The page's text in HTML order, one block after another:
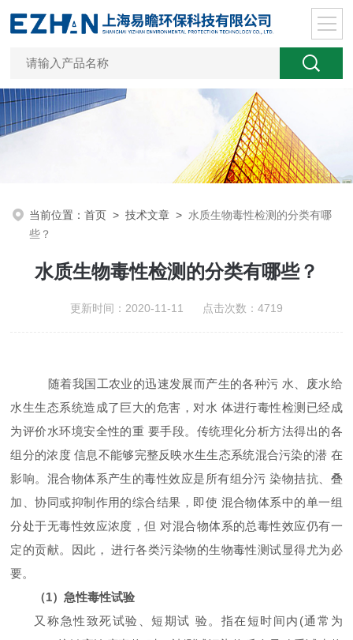
当前位置：首页 >技术文章 > 水质生物毒性检测的分类有哪
些？
水质生物毒性检测的分类有哪些？
更新时间：2020-11-11 点击次数：4719
随着我国工农业的迅速发展而产生的各种污 水、废水给
水生生态系统造成了巨大的危害，对水 体进行毒性检测已经成
为评价水环境安全性的重 要手段。传统理化分析方法得出的各
组分的浓度 信息不能够完整反映水生生态系统混合污染的潜 在
影响。混合物体系产生的毒性效应是所有组分污 染物拮抗、叠
加、协同或抑制作用的综合结果，即使 混合物体系中的单一组
分处于无毒性效应浓度，但 对混合物体系的总毒性效应仍有一
定的贡献。因此， 进行各类污染物的生物毒性测试显得尤为必
要。
（1）急性毒性试验
又称急性致死试验、短期试 验。指在短时间内(通常为